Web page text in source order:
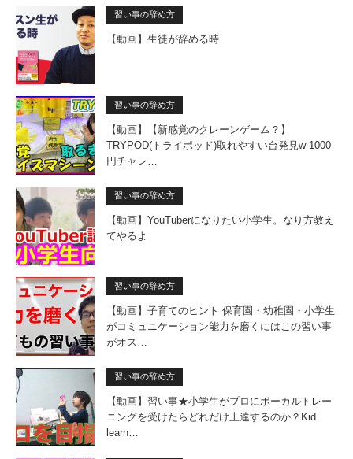
習い事の辞め方
【動画】生徒が辞める時
習い事の辞め方
【動画】【新感覚のクレーンゲーム？】
TRYPOD(トライポッド)取れやすい台発見w 1000
円チャレ…
習い事の辞め方
【動画】YouTuberになりたい小学生。なり方教え
てやるよ
習い事の辞め方
【動画】子育てのヒント 保育園・幼稚園・小学生
がコミュニケーション能力を磨くにはこの習い事
がオス…
習い事の辞め方
【動画】習い事★小学生がプロにボーカルトレー
ニングを受けたらどれだけ上達するのか？Kid
learn…